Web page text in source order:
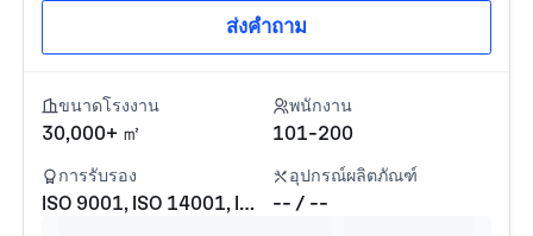
ส่งคำถาม
ขนาดโรงงาน
30,000+ ㎡
พนักงาน
101-200
การรับรอง
ISO 9001, ISO 14001, ISO 45001
อุปกรณ์ผลิตภัณฑ์
-- / --